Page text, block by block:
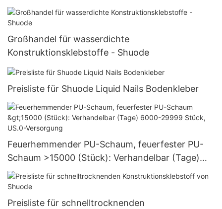
Großhandel für wasserdichte
Konstruktionsklebstoffe - Shuode
Preisliste für Shuode Liquid Nails Bodenkleber
Feuerhemmender PU-Schaum, feuerfester PU-
Schaum >15000 (Stück): Verhandelbar (Tage)
6000-29999 Stück, US.0-Versorgung
Preisliste für schnelltrocknenden